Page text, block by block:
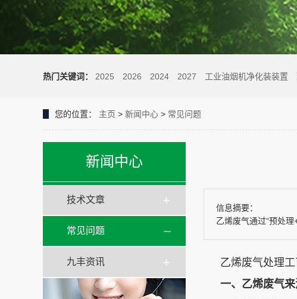
热门关键词： 2025 2026 2024 2027 工业油烟机净化装装置
您的位置： 主页 > 新闻中心 > 常见问题
新闻中心
技术文章
常见问题
九丰资讯
信息摘要：
乙烯废气通过“预处
乙烯废气处理
一、乙烯废气